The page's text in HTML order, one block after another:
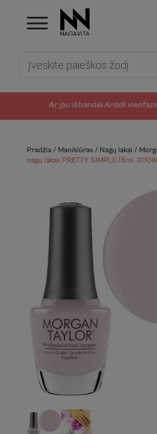
Ar jau išbandei Ardell
Pradžia/ Manikiūras/ Nagų lakai /
nagų lakas PRETTY SIMPLE 15ml.